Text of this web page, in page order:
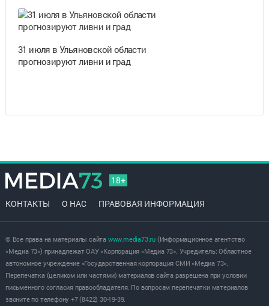
31 июля в Ульяновской области
прогнозируют ливни и град
18+
КОНТАКТЫ О НАС ПРАВОВАЯ ИНФОРМАЦИЯ
© Все права на материалы сайта www.media73.ru(Информационное агентство
«Медиа 73») принадлежат ОАУ «Корпорация «Медиа 73». Учредитель: Областное
автономное учреждение «Государственная корпорация СМИ «Медиа 73».
Перепечатка (целиком или частями) материалов сайта разрешена при условии
письменного согласия правообладателя. По вопросам перепечатки материалов
звоните по телефону +7 (8422) 30-19-39.